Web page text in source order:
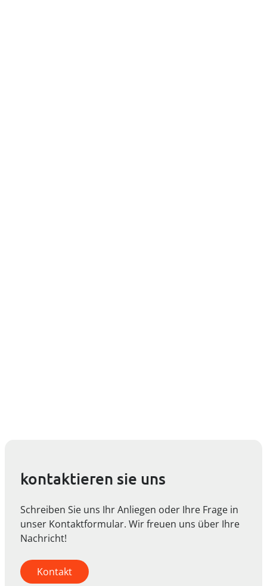
kontaktieren sie uns
Schreiben Sie uns Ihr Anliegen oder Ihre Frage in
unser Kontaktformular. Wir freuen uns über Ihre
Nachricht!
Kontakt